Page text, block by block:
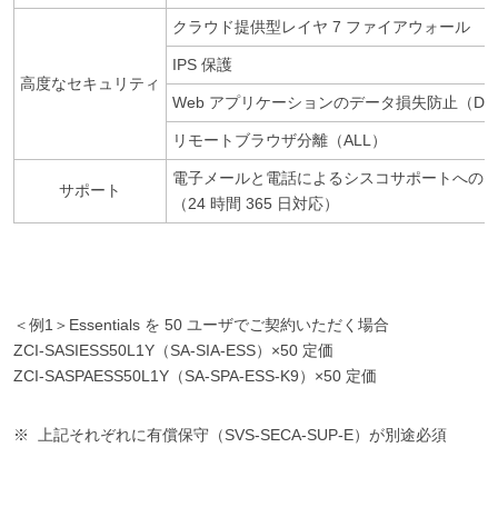
高度なセキュリティ
クラウド提供型レイヤ 7 ファイアウォール
IPS 保護
Web アプリケーションのデータ損失防止（
リモートブラウザ分離（ALL）
サポート
電子メールと電話によるシスコサポートへの
（24 時間 365 日対応）
＜例1＞Essentials を 50 ユーザでご契約いただく場合
ZCI-SASIESS50L1Y（SA-SIA-ESS）×50 定価
ZCI-SASPAESS50L1Y（SA-SPA-ESS-K9）×50 定価
上記それぞれに有償保守（SVS-SECA-SUP-E）が別途必須